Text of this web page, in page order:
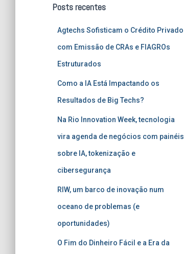
iPosts recentes
Agtechs Sofisticam o Crédito Privado
com Emissão de CRAs e FIAGROs
Estruturados
Como a IA Está Impactando os
Resultados de Big Techs?
Na Rio Innovation Week, tecnologia
vira agenda de negócios com painéis
sobre IA, tokenização e
cibersegurança
RIW, um barco de inovação num
oceano de problemas (e
oportunidades)
O Fim do Dinheiro Fácil e a Era da